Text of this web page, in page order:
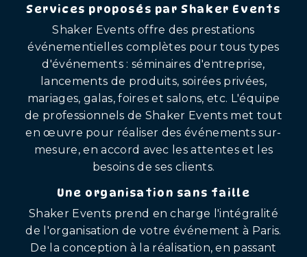
Services proposés par Shaker Events
Shaker Events offre des prestations
événementielles complètes pour tous types
d'événements : séminaires d'entreprise,
lancements de produits, soirées privées,
mariages, galas, foires et salons, etc. L'équipe
de professionnels de Shaker Events met tout
en œuvre pour réaliser des événements sur-
mesure, en accord avec les attentes et les
besoins de ses clients.
Une organisation sans faille
Shaker Events prend en charge l'intégralité
de l'organisation de votre événement à Paris.
De la conception à la réalisation, en passant